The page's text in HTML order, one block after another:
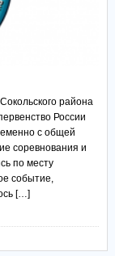
района
России
с общей
соревнования и
по месту
событие,
[…]